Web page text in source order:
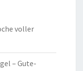
voller
– Gute-